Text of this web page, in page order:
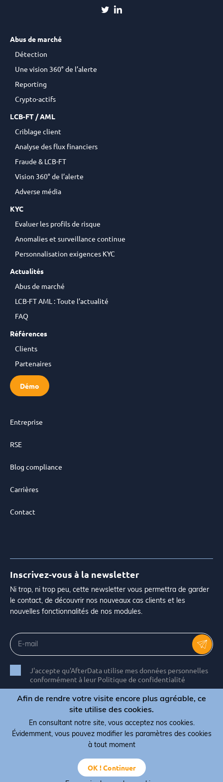
Abus de marché
Détection
Une vision 360° de l’alerte
Reporting
Crypto-actifs
LCB-FT / AML
Criblage client
Analyse des flux financiers
Fraude & LCB-FT
Vision 360° de l’alerte
Adverse média
KYC
Evaluer les profils de risque
Anomalies et surveillance continue
Personnalisation exigences KYC
Actualités
Abus de marché
LCB-FT AML : Toute l’actualité
FAQ
Références
Clients
Partenaires
Démo
Entreprise
RSE
Blog compliance
Carrières
Contact
Inscrivez-vous à la newsletter
Ni trop, ni trop peu, cette newsletter vous permettra de garder
le contact, de découvrir nos nouveaux cas clients et les
nouvelles fonctionnalités de nos modules.
J'accepte qu'AfterData utilise mes données personnelles
conformément à leur Politique de confidentialité
© Copyright 2026 AfterData - All rights reserved
Termes, conditions et CGV
Politique de confidentialité
Afin de rendre votre visite encore plus agréable, ce
site utilise des cookies.
En consultant notre site, vous acceptez nos cookies.
Évidemment, vous pouvez modifier les paramètres des cookies
à tout moment
OK ! Continuer